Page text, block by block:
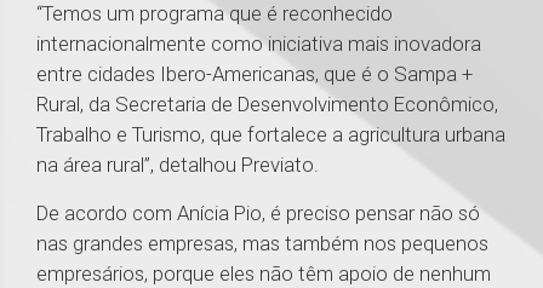
“Temos um programa que é reconhecido
internacionalmente como iniciativa mais inovadora
entre cidades Ibero-Americanas, que é o Sampa +
Rural, da Secretaria de Desenvolvimento Econômico,
Trabalho e Turismo, que fortalece a agricultura urbana
na área rural”, detalhou Previato.
De acordo com Anícia Pio, é preciso pensar não só
nas grandes empresas, mas também nos pequenos
empresários, porque eles não têm apoio de nenhum